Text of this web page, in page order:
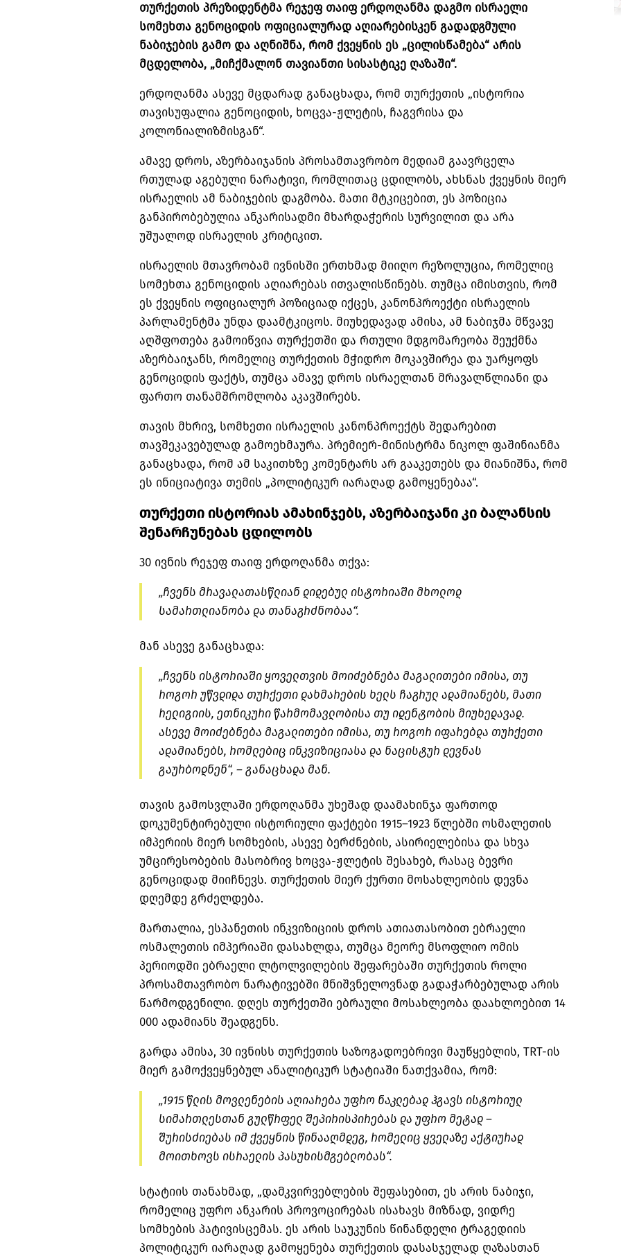
თურქეთის პრეზიდენტმა რეჯეფ თაიფ ერდოღანმა დაგმო ისრაელი
სომეხთა გენოციდის ოფიციალურად აღიარებისკენ გადადგმული
ნაბიჯების გამო და აღნიშნა, რომ ქვეყნის ეს „ცილისწამება“ არის
მცდელობა, „მიჩქმალონ თავიანთი სისასტიკე ღაზაში“.
ერდოღანმა ასევე მცდარად განაცხადა, რომ თურქეთის „ისტორია
თავისუფალია გენოციდის, ხოცვა-ჟლეტის, ჩაგვრისა და
კოლონიალიზმისგან“.
ამავე დროს, აზერბაიჯანის პროსამთავრობო მედიამ გაავრცელა
რთულად აგებული ნარატივი, რომლითაც ცდილობს, ახსნას ქვეყნის მიერ
ისრაელის ამ ნაბიჯების დაგმობა. მათი მტკიცებით, ეს პოზიცია
განპირობებულია ანკარისადმი მხარდაჭერის სურვილით და არა
უშუალოდ ისრაელის კრიტიკით.
ისრაელის მთავრობამ ივნისში ერთხმად მიიღო რეზოლუცია, რომელიც
სომეხთა გენოციდის აღიარებას ითვალისწინებს. თუმცა იმისთვის, რომ
ეს ქვეყნის ოფიციალურ პოზიციად იქცეს, კანონპროექტი ისრაელის
პარლამენტმა უნდა დაამტკიცოს. მიუხედავად ამისა, ამ ნაბიჯმა მწვავე
აღშფოთება გამოიწვია თურქეთში და რთული მდგომარეობა შეუქმნა
აზერბაიჯანს, რომელიც თურქეთის მჭიდრო მოკავშირეა და უარყოფს
გენოციდის ფაქტს, თუმცა ამავე დროს ისრაელთან მრავალწლიანი და
ფართო თანამშრომლობა აკავშირებს.
თავის მხრივ, სომხეთი ისრაელის კანონპროექტს შედარებით
თავშეკავებულად გამოეხმაურა. პრემიერ-მინისტრმა ნიკოლ ფაშინიანმა
განაცხადა, რომ ამ საკითხზე კომენტარს არ გააკეთებს და მიანიშნა, რომ
ეს ინიციატივა თემის „პოლიტიკურ იარაღად გამოყენებაა“.
თურქეთი ისტორიას ამახინჯებს, აზერბაიჯანი კი ბალანსის
შენარჩუნებას ცდილობს
30 ივნის რეჯეფ თაიფ ერდოღანმა თქვა:
„ჩვენს მრავალათასწლიან დიდებულ ისტორიაში მხოლოდ
სამართლიანობა და თანაგრძნობაა“.
მან ასევე განაცხადა:
„ჩვენს ისტორიაში ყოველთვის მოიძებნება მაგალითები იმისა, თუ
როგორ უწვდიდა თურქეთი დახმარების ხელს ჩაგრულ ადამიანებს, მათი
რელიგიის, ეთნიკური წარმომავლობისა თუ იდენტობის მიუხედავად.
ასევე მოიძებნება მაგალითები იმისა, თუ როგორ იფარებდა თურქეთი
ადამიანებს, რომლებიც ინკვიზიციასა და ნაცისტურ დევნას
გაურბოდნენ“, – განაცხადა მან.
თავის გამოსვლაში ერდოღანმა უხეშად დაამახინჯა ფართოდ
დოკუმენტირებული ისტორიული ფაქტები 1915–1923 წლებში ოსმალეთის
იმპერიის მიერ სომხების, ასევე ბერძნების, ასირიელებისა და სხვა
უმცირესობების მასობრივ ხოცვა-ჟლეტის შესახებ, რასაც ბევრი
გენოციდად მიიჩნევს. თურქეთის მიერ ქურთი მოსახლეობის დევნა
დღემდე გრძელდება.
მართალია, ესპანეთის ინკვიზიციის დროს ათიათასობით ებრაელი
ოსმალეთის იმპერიაში დასახლდა, თუმცა მეორე მსოფლიო ომის
პერიოდში ებრაელი ლტოლვილების შეფარებაში თურქეთის როლი
პროსამთავრობო ნარატივებში მნიშვნელოვნად გადაჭარბებულად არის
წარმოდგენილი. დღეს თურქეთში ებრაული მოსახლეობა დაახლოებით 14
000 ადამიანს შეადგენს.
გარდა ამისა, 30 ივნისს თურქეთის საზოგადოებრივი მაუწყებლის, TRT-ის
მიერ გამოქვეყნებულ ანალიტიკურ სტატიაში ნათქვამია, რომ:
„1915 წლის მოვლენების აღიარება უფრო ნაკლებად ჰგავს ისტორიულ
სიმართლესთან გულწრფელ შეპირისპირებას და უფრო მეტად –
შურისძიებას იმ ქვეყნის წინააღმდეგ, რომელიც ყველაზე აქტიურად
მოითხოვს ისრაელის პასუხისმგებლობას“.
სტატიის თანახმად, „დამკვირვებლების შეფასებით, ეს არის ნაბიჯი,
რომელიც უფრო ანკარის პროვოცირებას ისახავს მიზნად, ვიდრე
სომხების პატივისცემას. ეს არის საუკუნის წინანდელი ტრაგედიის
პოლიტიკურ იარაღად გამოყენება თურქეთის დასასჯელად ღაზასთან